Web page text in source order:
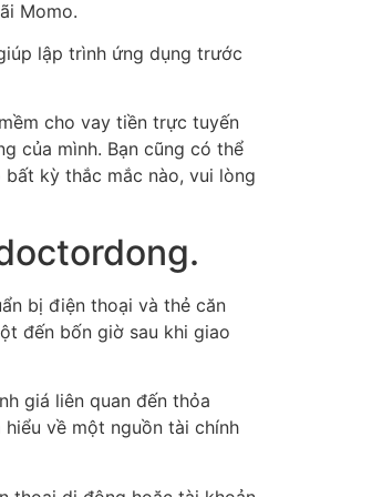
Momo.
lập trình ứng dụng trước
cho vay tiền trực tuyến
của mình. Bạn cũng có thể
kỳ thắc mắc nào, vui lòng
bị điện thoại và thẻ căn
đến bốn giờ sau khi giao
giá liên quan đến thỏa
về một nguồn tài chính